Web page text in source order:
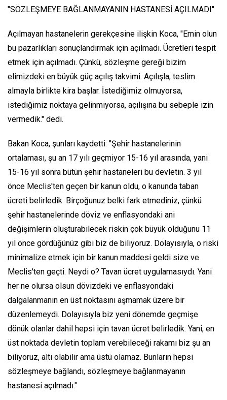
"SÖZLEŞMEYE BAĞLANMAYANIN HASTANESİ AÇILMADI"
Açılmayan hastanelerin gerekçesine ilişkin Koca, "Emin olun
bu pazarlıkları sonuçlandırmak için açılmadı. Ücretleri tespit
etmek için açılmadı. Çünkü, sözleşme gereği bizim
elimizdeki en büyük güç açılış takvimi. Açılışla, teslim
almayla birlikte kira başlar. İstediğimiz olmuyorsa,
istediğimiz noktaya gelinmiyorsa, açılışına bu sebeple izin
vermedik." dedi.
Bakan Koca, şunları kaydetti: "Şehir hastanelerinin
ortalaması, şu an 17 yılı geçmiyor 15-16 yıl arasında, yani
15-16 yıl sonra bütün şehir hastaneleri bu devletin. 3 yıl
önce Meclis'ten geçen bir kanun oldu, o kanunda taban
ücreti belirledik. Birçoğunuz belki fark etmediniz, çünkü
şehir hastanelerinde döviz ve enflasyondaki ani
değişimlerin oluşturabilecek riskin çok büyük olduğunu 11
yıl önce gördüğünüz gibi biz de biliyoruz. Dolayısıyla, o riski
minimalize etmek için bir kanun maddesi geldi size ve
Meclis'ten geçti. Neydi o? Tavan ücret uygulamasıydı. Yani
her ne olursa olsun dövizdeki ve enflasyondaki
dalgalanmanın en üst noktasını aşmamak üzere bir
düzenlemeydi. Dolayısıyla biz yeni dönemde geçmişe
dönük olanlar dahil hepsi için tavan ücret belirledik. Yani, en
üst noktada devletin toplam verebileceği rakamı biz şu an
biliyoruz, altı olabilir ama üstü olamaz. Bunların hepsi
sözleşmeye bağlandı, sözleşmeye bağlanmayanın
hastanesi açılmadı."